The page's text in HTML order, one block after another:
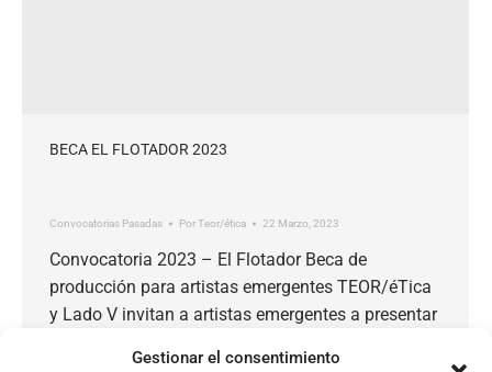
Gestionar el consentimiento
BECA EL FLOTADOR 2023
Convocatorias Pasadas PorTeor/ética 22 Marzo, 2023
Convocatoria 2023 – El Flotador Beca de
producción para artistas emergentes TEOR/éTica
y Lado V invitan a artistas emergentes a presentar